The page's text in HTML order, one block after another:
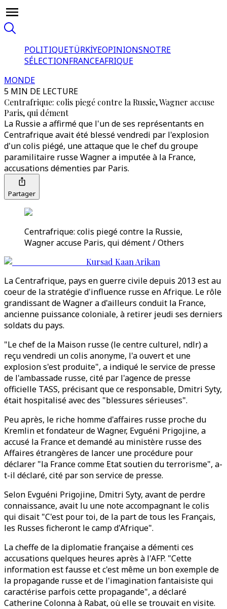
POLITIQUETÜRKİYEOPINIONSNOTRE
SÉLECTIONFRANCEAFRIQUE
MONDE
5 MIN DE LECTURE
Centrafrique: colis piegé contre la Russie, Wagner accuse
Paris, qui dément
La Russie a affirmé que l'un de ses représentants en
Centrafrique avait été blessé vendredi par l'explosion
d'un colis piégé, une attaque que le chef du groupe
paramilitaire russe Wagner a imputée à la France,
accusations démenties par Paris.
Partager
Centrafrique: colis piegé contre la Russie,
Wagner accuse Paris, qui dément / Others
Kursad Kaan Arikan
La Centrafrique, pays en guerre civile depuis 2013 est au
coeur de la stratégie d'influence russe en Afrique. Le rôle
grandissant de Wagner a d'ailleurs conduit la France,
ancienne puissance coloniale, à retirer jeudi ses derniers
soldats du pays.
"Le chef de la Maison russe (le centre culturel, ndlr) a
reçu vendredi un colis anonyme, l'a ouvert et une
explosion s'est produite", a indiqué le service de presse
de l'ambassade russe, cité par l'agence de presse
officielle TASS, précisant que ce responsable, Dmitri Syty,
était hospitalisé avec des "blessures sérieuses".
Peu après, le riche homme d'affaires russe proche du
Kremlin et fondateur de Wagner, Evguéni Prigojine, a
accusé la France et demandé au ministère russe des
Affaires étrangères de lancer une procédure pour
déclarer "la France comme Etat soutien du terrorisme", a-
t-il déclaré, cité par son service de presse.
Selon Evguéni Prigojine, Dmitri Syty, avant de perdre
connaissance, avait lu une note accompagnant le colis
qui disait "C'est pour toi, de la part de tous les Français,
les Russes ficheront le camp d'Afrique".
La cheffe de la diplomatie française a démenti ces
accusations quelques heures après à l'AFP. "Cette
information est fausse et c'est même un bon exemple de
la propagande russe et de l'imagination fantaisiste qui
caractérise parfois cette propagande", a déclaré
Catherine Colonna à Rabat, où elle se trouvait en visite.